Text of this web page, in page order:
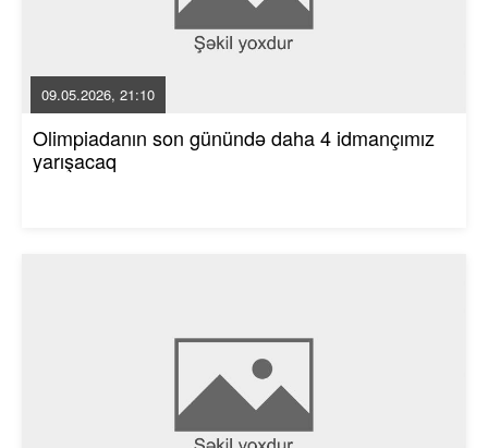
09.05.2026, 21:10
Olimpiadanın son günündə daha 4 idmançımız
yarışacaq